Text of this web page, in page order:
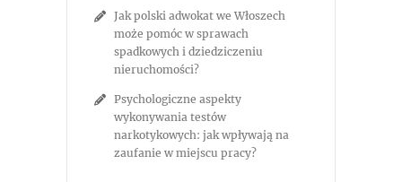
Jak polski adwokat we Włoszech
może pomóc w sprawach
spadkowych i dziedziczeniu
nieruchomości?
Psychologiczne aspekty
wykonywania testów
narkotykowych: jak wpływają na
zaufanie w miejscu pracy?